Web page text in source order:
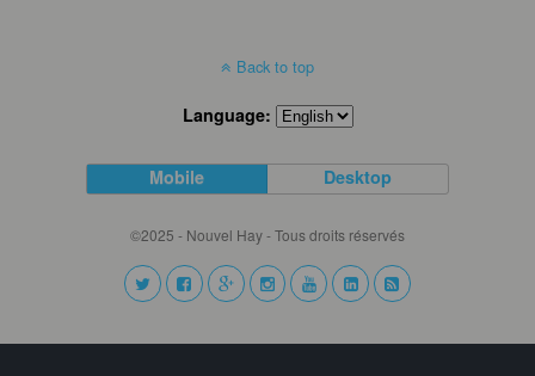
Back to top
Language:
Mobile Desktop
©2025 - Nouvel Hay - Tous droits réservés